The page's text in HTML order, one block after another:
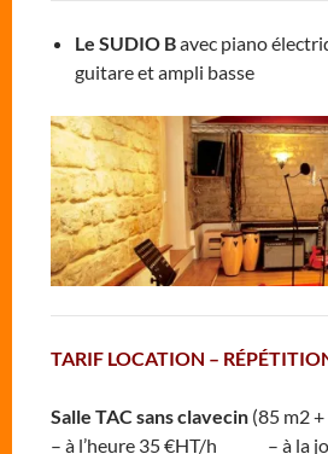
Le SUDIO Bavec piano
guitare et ampli basse
TARIF LOCATION –
Salle TAC sans clavecin (85 m2
– à l’heure 35 €HT/h – à la